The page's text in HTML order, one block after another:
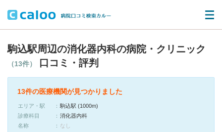
駒込駅周辺の消化器内科の病院・クリニック
（13件） 口コミ・評判
13件の医療機関が見つかりました
エリア・駅
駒込駅 (1000m)
診療科目
消化器内科
名称
なし